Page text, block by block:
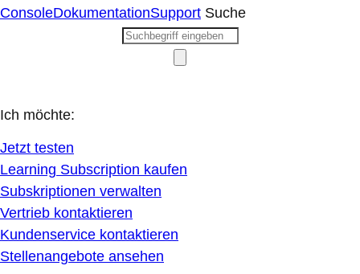
ConsoleDokumentationSupport Suche
Ich möchte:
Jetzt testen
Learning Subscription kaufen
Subskriptionen verwalten
Vertrieb kontaktieren
Kundenservice kontaktieren
Stellenangebote ansehen